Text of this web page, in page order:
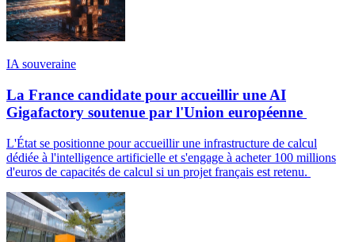
IA souveraine
La France candidate pour accueillir une AI
Gigafactory soutenue par l'Union européenne
L'État se positionne pour accueillir une infrastructure de calcul
dédiée à l'intelligence artificielle et s'engage à acheter 100 millions
d'euros de capacités de calcul si un projet français est retenu.